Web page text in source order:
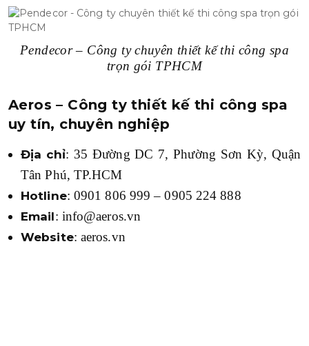
Pendecor – Công ty chuyên thiết kế thi công spa
trọn gói TPHCM
Aeros – Công ty thiết kế thi công spa
uy tín, chuyên nghiệp
Địa chỉ: 35 Đường DC 7, Phường Sơn Kỳ, Quận
Tân Phú, TP.HCM
Hotline: 0901 806 999 – 0905 224 888
Email: info@aeros.vn
Website: aeros.vn